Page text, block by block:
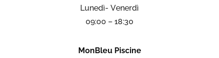
Lunedì- Venerdì
09:00 – 18:30
MonBleu Piscine